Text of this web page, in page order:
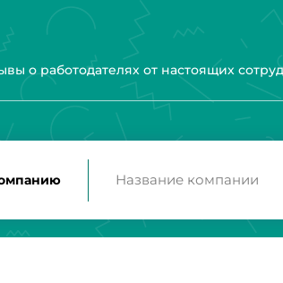
о работодателях от настоящих